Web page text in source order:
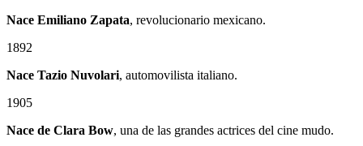
Nace Emiliano Zapata, revolucionario mexicano.
1892
Nace Tazio Nuvolari, automovilista italiano.
1905
Nace de Clara Bow, una de las grandes actrices del cine mudo.